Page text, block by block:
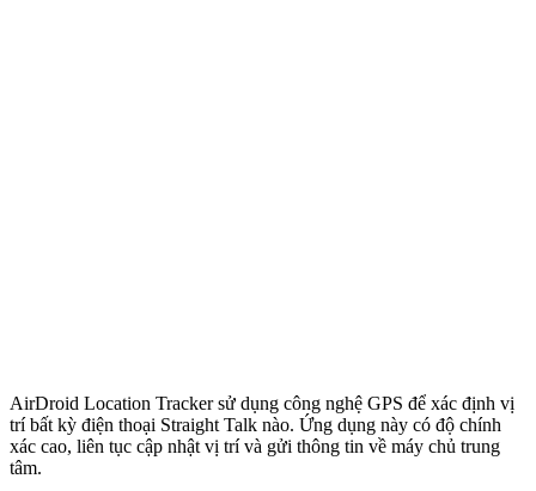
AirDroid Location Tracker sử dụng công nghệ GPS để xác định vị
trí bất kỳ điện thoại Straight Talk nào. Ứng dụng này có độ chính
xác cao, liên tục cập nhật vị trí và gửi thông tin về máy chủ trung
tâm.